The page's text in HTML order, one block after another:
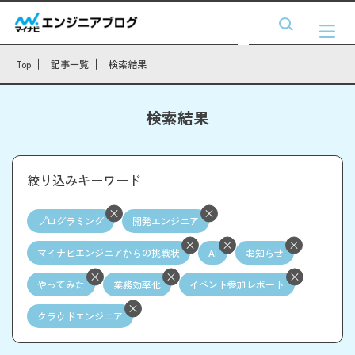
Top 記事一覧 検索結果
検索結果
絞り込みキーワード
プログラミング 開発エンジニア
マイナビエンジニアからの挑戦状 AI お知らせ
やってみた 業務効率化 イベント参加レポート
クラウドエンジニア